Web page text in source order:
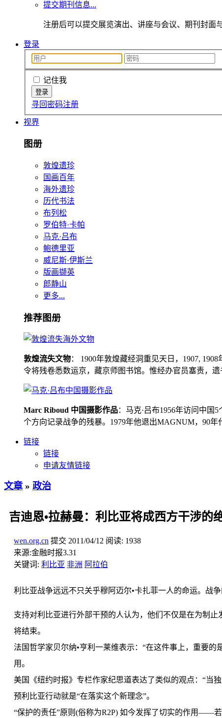
提交期刊信息...
注册后可以提交展览演出、讲座与会议、期刊封面
登录
记住我
寻回密码注册
视界
图册
敦煌遗珍
国画百年
海外遗珍
历代书法
布列松
罗伯特·卡帕
马克·吕布
鲍德里亚
威尼斯·伊斯兰
版画撷英
郎静山
更多...
推荐图册
敦煌流失文物： 1900年敦煌藏经洞重见天日，1907,
令将残卷悉数运京，藏京师图书馆。惟经办官员塞责，遗
Marc Riboud 中国摄影作品：马克·吕布1956年访问中国
个方向记录战争的残暴。1979年他退出MAGNUM，90年
链接
链接
申请友情链接
文章 » 政治
吉迪恩•拉赫曼：利比亚将成西方干涉的
wen.org.cn 提交 2011/04/12 阅读: 1938
来源:金融时报3.31
关键词: 利比亚 非洲 阿拉伯
利比亚战争远远不只关乎穆阿迈尔•卡扎菲一人的命运。战
支持对利比亚进行外部干预的人认为，他们不仅是在为制
将结束。
法国哲学家贝尔纳•亨利一莱维表示：“在这件事上，重要
用。
美国《纽约时报》专栏作家纪思道表达了类似的观点：“当
预利比亚行动就是“在落实这个新理念”。
“保护的责任”原则(俗称为R2P) 如今发挥了切实的作用——